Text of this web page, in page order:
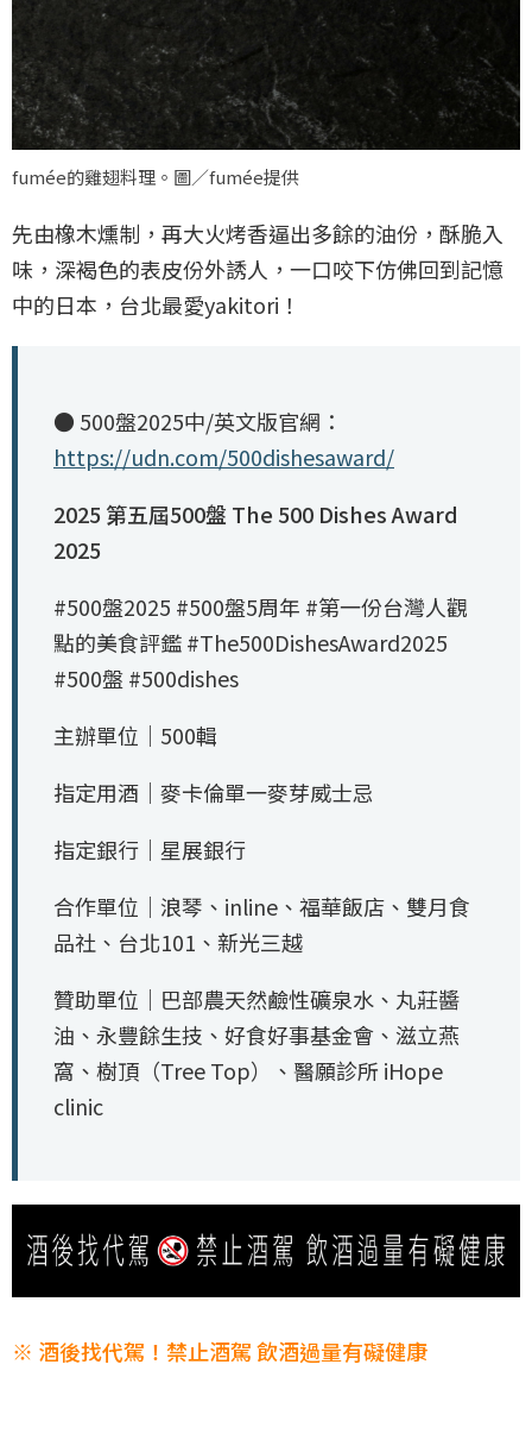
fumée的雞翅料理。圖／fumée提供
先由橡木燻制，再大火烤香逼出多餘的油份，酥脆入
味，深褐色的表皮份外誘人，一口咬下仿佛回到記憶
中的日本，台北最愛yakitori！
● 500盤2025中/英文版官網：
https://udn.com/500dishesaward/
2025 第五屆500盤 The 500 Dishes Award
2025
#500盤2025 #500盤5周年 #第一份台灣人觀
點的美食評鑑 #The500DishesAward2025
#500盤 #500dishes
主辦單位｜500輯
指定用酒｜麥卡倫單一麥芽威士忌
指定銀行｜星展銀行
合作單位｜浪琴、inline、福華飯店、雙月食
品社、台北101、新光三越
贊助單位｜巴部農天然鹼性礦泉水、丸莊醬
油、永豐餘生技、好食好事基金會、滋立燕
窩、樹頂（Tree Top）、醫願診所 iHope
clinic
※ 酒後找代駕！禁止酒駕 飲酒過量有礙健康